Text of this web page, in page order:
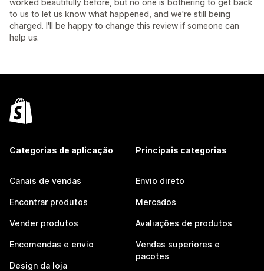
worked beautifully before, but no one is bothering to get back
to us to let us know what happened, and we're still being
charged. I'll be happy to change this review if someone can
help us.
Categorias de aplicação
Canais de vendas
Encontrar produtos
Vender produtos
Encomendas e envio
Design da loja
Principais categorias
Envio direto
Mercados
Avaliações de produtos
Vendas superiores e
pacotes